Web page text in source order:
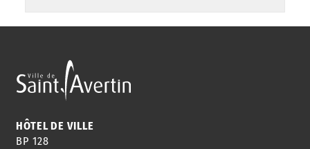
HÔTEL DE VILLE
BP 128